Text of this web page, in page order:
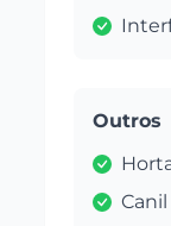
Outros
Canil